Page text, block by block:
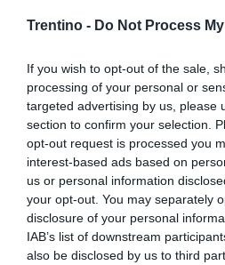
Trentino - Do Not Process
If you wish to opt-out of the sale,
processing of your personal or
targeted advertising by us, please
section to confirm your selection.
opt-out request is processed you
interest-based ads based on
us or personal information
your opt-out. You may separately
disclosure of your personal
IAB’s list of downstream
also be disclosed by us to third
CALCIO
Ct Italia, Malagò:
vedere chi l'ha fatta"